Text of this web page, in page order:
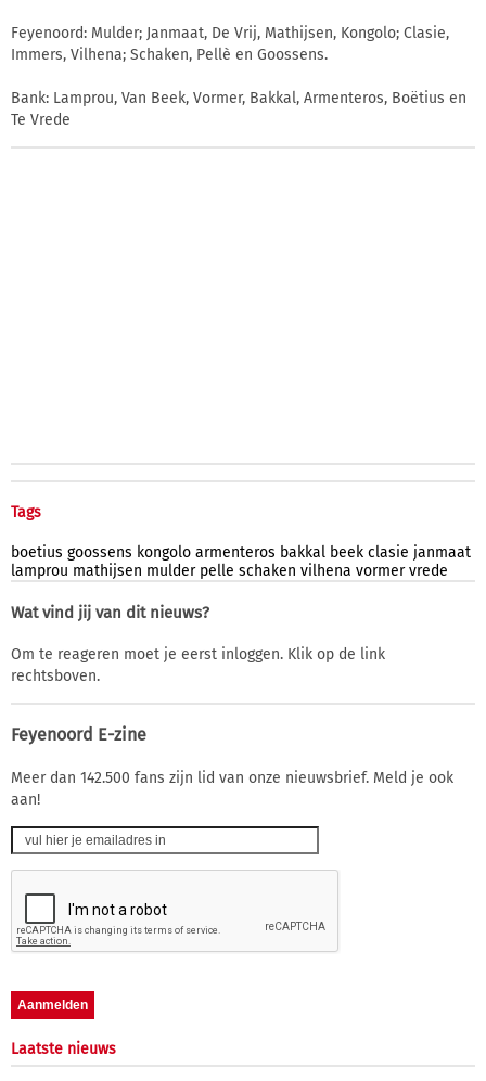
Feyenoord: Mulder; Janmaat, De Vrij, Mathijsen, Kongolo; Clasie,
Immers, Vilhena; Schaken, Pellè en Goossens.
Bank: Lamprou, Van Beek, Vormer, Bakkal, Armenteros, Boëtius en
Te Vrede
Tags
boetius goossens kongolo armenteros bakkal beek clasie janmaat
lamprou mathijsen mulder pelle schaken vilhena vormer vrede
Wat vind jij van dit nieuws?
Om te reageren moet je eerst inloggen. Klik op de link
rechtsboven.
Feyenoord E-zine
Meer dan 142.500 fans zijn lid van onze nieuwsbrief. Meld je ook
aan!
Laatste nieuws